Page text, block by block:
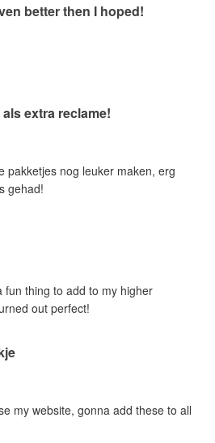
better then I hoped!
extra reclame!
pakketjes nog leuker maken, erg
gehad!
thing to add to my higher
out perfect!
my website, gonna add these to all